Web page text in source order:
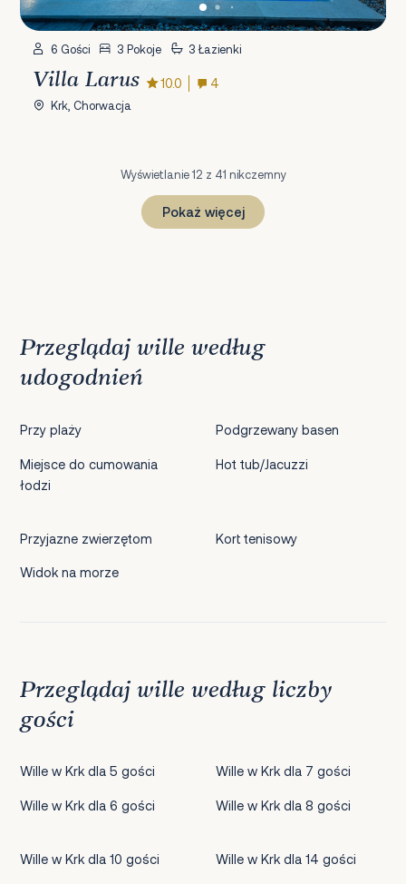
6 Gości 3 Pokoje 3 Łazienki
Villa Larus 10.0 4
Krk, Chorwacja
Wyświetlanie 12 z 41 nikczemny
Pokaż więcej
Przeglądaj wille według
udogodnień
Przy plaży
Miejsce do cumowania
łodzi
Podgrzewany basen
Hot tub/Jacuzzi
Przyjazne zwierzętom
Widok na morze
Kort tenisowy
Przeglądaj wille według liczby
gości
Wille w Krk dla 5 gości
Wille w Krk dla 6 gości
Wille w Krk dla 7 gości
Wille w Krk dla 8 gości
Wille w Krk dla 10 gości Wille w Krk dla 14 gości